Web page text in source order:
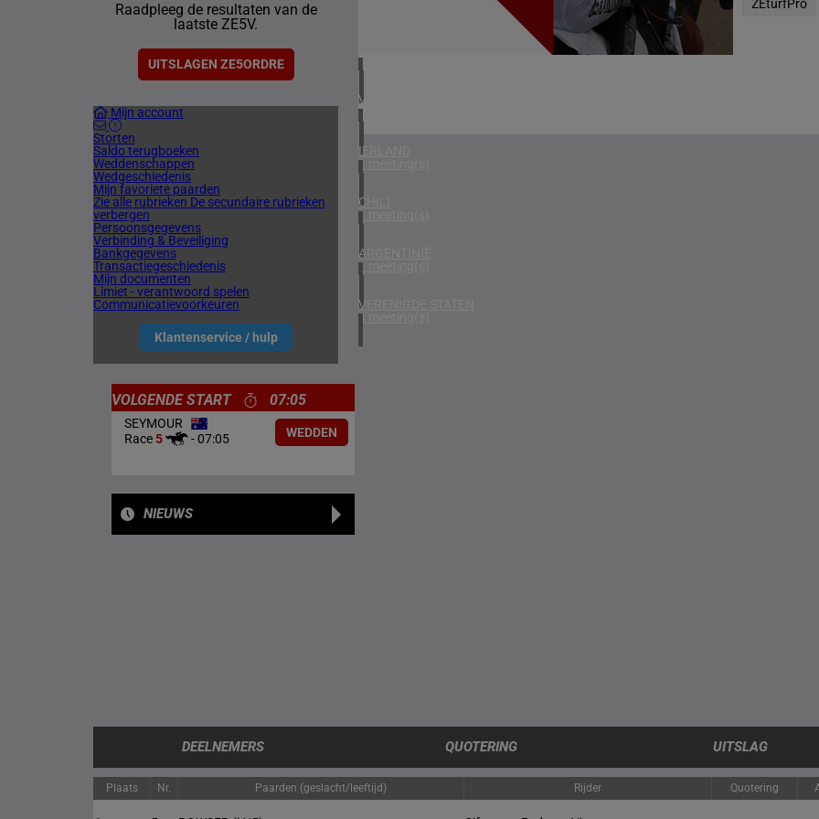
Raadpleeg de resultaten van de
laatste ZE5V.
UITSLAGEN ZE5ORDRE
Mijn account
Storten
Saldo terugboeken
Weddenschappen
Wedgeschiedenis
Mijn favoriete paarden
Zie alle rubrieken De secundaire rubrieken
verbergen
Persoonsgegevens
Verbinding & Beveiliging
Bankgegevens
Transactiegeschiedenis
Mijn documenten
Limiet - verantwoord spelen
Communicatievoorkeuren
Klantenservice / hulp
1 meeting(s)
VERENIGD KONINKRIJK
6 meeting(s)
IERLAND
2 meeting(s)
CHILI
1 meeting(s)
ARGENTINIË
1 meeting(s)
VERENIGDE STATEN
4 meeting(s)
ZEturfPro
VOLGENDE START 07:05
SEYMOUR
Race5 -07:05 WEDDEN
NIEUWS
DEELNEMERS QUOTERING UITSLAG
Plaats Nr. Paarden (geslacht/leeftijd) Rijder Quotering